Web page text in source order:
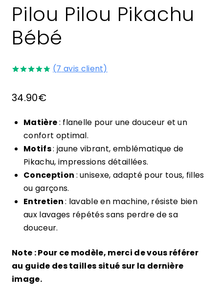
Pilou Pilou Pikachu
Bébé
sur
(7 avis client)
34.90€
Matière: flanelle pour une douceur et un
confort optimal.
Motifs: jaune vibrant, emblématique de
Pikachu, impressions détaillées.
Conception : unisexe, adapté pour tous, filles
ou garçons.
Entretien: lavable en machine, résiste bien
aux lavages répétés sans perdre de sa
douceur.
Note : Pour ce modèle, merci de vous référer
au guide des tailles situé sur la dernière
image.